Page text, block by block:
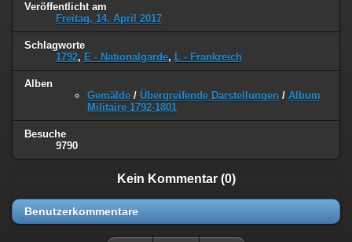
Veröffentlicht am
Freitag, 14. April 2017
Schlagworte
1792, E - Nationalgarde, L - Frankreich
Alben
Gemälde / Übergreifende Darstellungen / Album
Militaire 1792-1801
Besuche
9790
Kein Kommentar (0)
Benutzerkommentare